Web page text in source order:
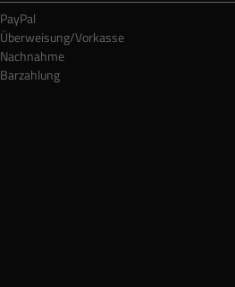
PayPal
Überweisung/Vorkasse
Nachnahme
Barzahlung